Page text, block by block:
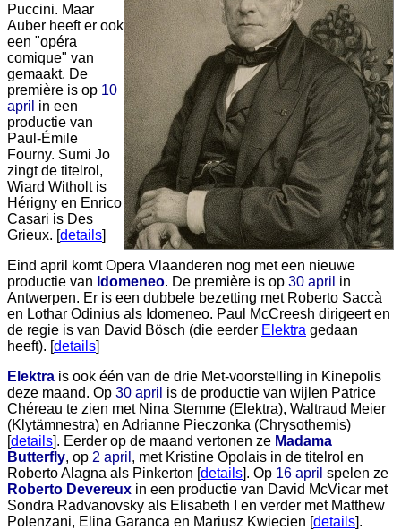
Puccini. Maar
Auber heeft er ook
een "opéra
comique" van
gemaakt. De
première is op 10
april in een
productie van
Paul-Émile
Fourny. Sumi Jo
zingt de titelrol,
Wiard Witholt is
Hérigny en Enrico
Casari is Des
Grieux. [details]
Eind april komt Opera Vlaanderen nog met een nieuwe
productie van Idomeneo. De première is op 30 april in
Antwerpen. Er is een dubbele bezetting met Roberto Saccà
en Lothar Odinius als Idomeneo. Paul McCreesh dirigeert en
de regie is van David Bösch (die eerder Elektra gedaan
heeft). [details]
Elektra is ook één van de drie Met-voorstelling in Kinepolis
deze maand. Op 30 april is de productie van wijlen Patrice
Chéreau te zien met Nina Stemme (Elektra), Waltraud Meier
(Klytämnestra) en Adrianne Pieczonka (Chrysothemis)
[details]. Eerder op de maand vertonen ze Madama
Butterfly, op 2 april , met Kristine Opolais in de titelrol en
Roberto Alagna als Pinkerton [details]. Op 16 april spelen ze
Roberto Devereux in een productie van David McVicar met
Sondra Radvanovsky als Elisabeth I en verder met Matthew
Polenzani, Elina Garanca en Mariusz Kwiecien [details].